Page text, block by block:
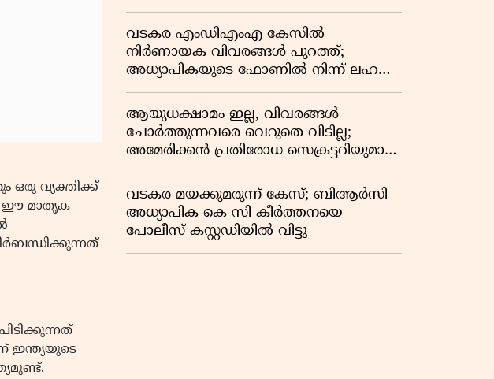
ഒരു വ്യക്തിക്ക്
ഈ മാതൃക
ഇന്ത്യയുടെ
വടകര എംഡിഎംഎ കേസിൽ
നിർണായക വിവരങ്ങൾ പുറത്ത്;
അധ്യാപികയുടെ ഫോണിൽ നിന്ന് ലഹരി
ഇടപാട് ചാറ്റുകൾ കണ്ടെത്തി
ആയുധക്ഷാമം ഇല്ല, വിവരങ്ങൾ
ചോർത്തുന്നവരെ വെറുതെ വിടില്ല;
അമേരിക്കൻ പ്രതിരോധ സെക്രട്ടറിയുമായി
കൊമ്പുകോർത്ത് ട്രംപ്
വടകര മയക്കുമരുന്ന് കേസ്; ബിആർസി
അധ്യാപിക കെ സി കീർത്തനയെ
പോലീസ് കസ്റ്റഡിയിൽ വിട്ടു